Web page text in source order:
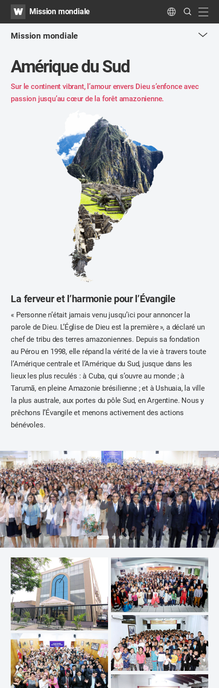
WATVMission mondiale Language
Search
Submit
Mission mondiale
Amérique du Sud
Sur le continent vibrant, l’amour envers Dieu s’enfonce avec
passion jusqu’au cœur de la forêt amazonienne.
La ferveur et l’harmonie pour l’Évangile
« Personne n’était jamais venu jusqu’ici pour annoncer la
parole de Dieu. L’Église de Dieu est la première », a déclaré un
chef de tribu des terres amazoniennes. Depuis sa fondation
au Pérou en 1998, elle répand la vérité de la vie à travers toute
l’Amérique centrale et l’Amérique du Sud, jusque dans les
lieux les plus reculés : à Cuba, qui s’ouvre au monde ; à
Tarumã, en pleine Amazonie brésilienne ; et à Ushuaia, la ville
la plus australe, aux portes du pôle Sud, en Argentine. Nous y
prêchons l’Évangile et menons activement des actions
bénévoles.